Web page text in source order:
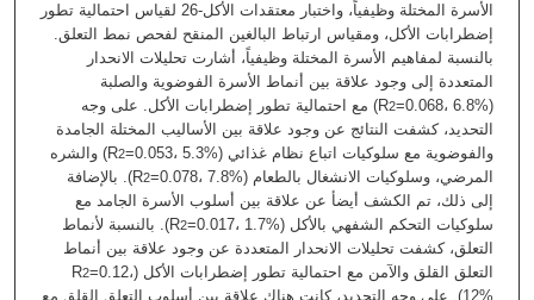
الأسرة المختلة وظيفياً، واختبار معتقدات الأكل-26 لقياس احتمالية تطور
إضطرابات الأكل، ومقياس ارتباط البالغين المنقح لفحص نمط التعلق.
بالنسبة لمفاهيم الأسرة المختلة وظيفياً، أشارت تحليلات الانحدار
المتعددة إلى وجود علاقة بين أنماط الأسرة الفوضوية والصلبة
(R
2
=0.068، 6.8%) مع احتمالية تطور إضطرابات الأكل. على وجه
التحديد، كشفت النتائج عن وجود علاقة بين الأساليب المختلة الجامدة
والفوضوية مع سلوكيات اتباع نظام غذائي (R
2
=0.053، 5.3%) والشره
المرضي، وسلوكيات الانشغال بالطعام (R
2
=0.078، 7.8%). بالإضافة
إلى ذلك، تم الكشف أيضأ عن علاقة بين أسلوب الأسرة الجامد مع
سلوكيات التحكم الشفهي بالأكل (R
2
=0.017، 1.7%). بالنسبة لأنماط
التعلق، كشفت تحليلات الانحدار المتعددة عن وجود علاقة بين أنماط
التعلق القلق والآمن مع احتمالية تطور إضطرابات الأكل (R
2=0.12،
12%). على وجه التحديد، كانت هناك علاقة بين أسلوب التعلق القلق مع